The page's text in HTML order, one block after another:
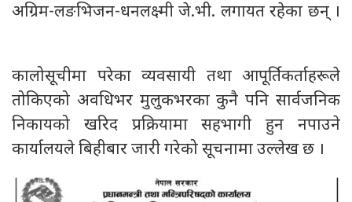
अग्रिम-लङभिजन-धनलक्ष्मी जे.भी. लगायत रहेका छन् ।
कालोसूचीमा परेका व्यवसायी तथा आपूर्तिकर्ताहरूले
तोकिएको अवधिभर मुलुकभरका कुनै पनि सार्वजनिक
निकायको खरिद प्रक्रियामा सहभागी हुन नपाउने
कार्यालयले बिहीबार जारी गरेको सूचनामा उल्लेख छ ।